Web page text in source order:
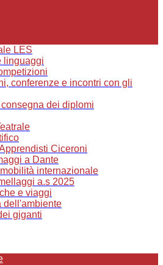
LES
linguaggi
conferenze e incontri con gli
dei diplomi
Ciceroni
a Dante
internazionale
a.s 2025
e viaggi
dell'ambiente
giganti